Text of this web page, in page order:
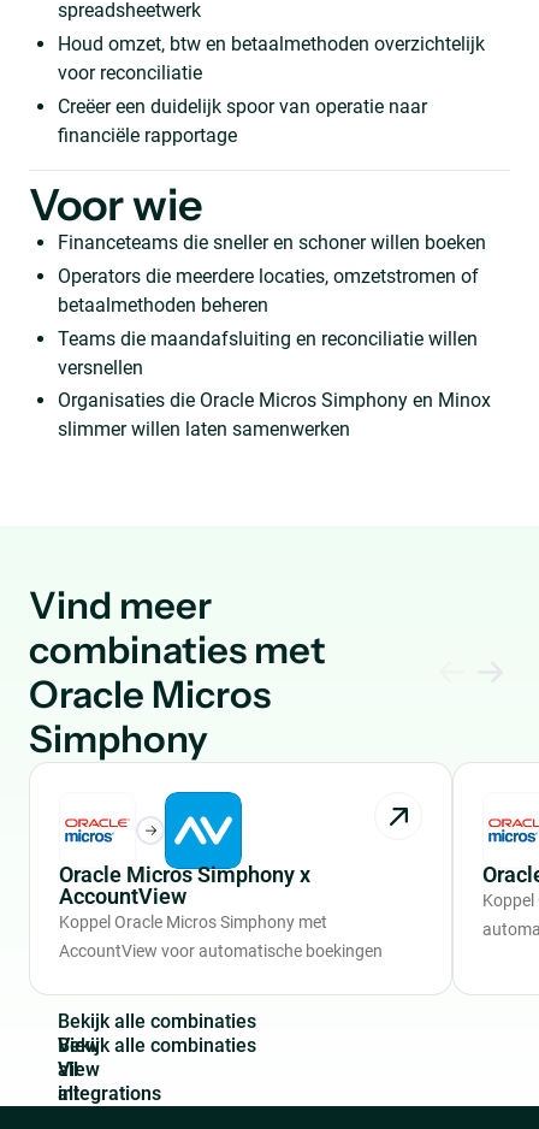
spreadsheetwerk
Houd omzet, btw en betaalmethoden overzichtelijk
voor reconciliatie
Creëer een duidelijk spoor van operatie naar
financiële rapportage
Voor wie
Financeteams die sneller en schoner willen boeken
Operators die meerdere locaties, omzetstromen of
betaalmethoden beheren
Teams die maandafsluiting en reconciliatie willen
versnellen
Organisaties die Oracle Micros Simphony en Minox
slimmer willen laten samenwerken
Vind meer
combinaties met
Oracle Micros
Simphony
Oracle Micros Simphony x
AccountView
Koppel Oracle Micros Simphony met
AccountView voor automatische boekingen
Koppel
Bekijk a e combinaties
View
all
integrations